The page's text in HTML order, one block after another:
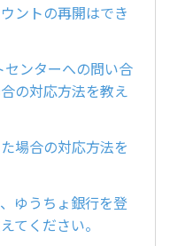
ントの再開はでき
センターへの問い合
の対応方法を教え
場合の対応方法を
ゆうちょ銀行を登
てください。